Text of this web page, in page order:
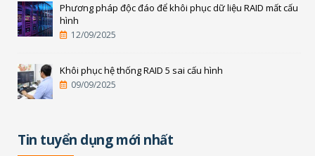
Phương pháp độc đáo để khôi phục dữ liệu RAID mất cấu
hình
12/09/2025
Khôi phục hệ thống RAID 5 sai cấu hình
09/09/2025
Tin tuyển dụng mới nhất